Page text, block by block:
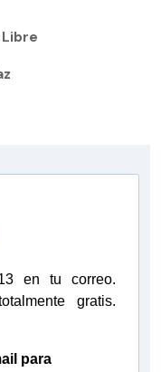
en tu correo.
gratis.
para